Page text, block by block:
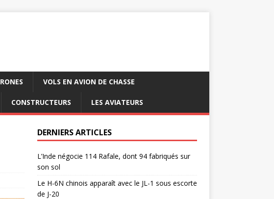
VOLS EN AVION DE CHASSE
CONSTRUCTEURS LES AVIATEURS
DERNIERS ARTICLES
L’Inde négocie 114 Rafale, dont 94 fabriqués sur
son sol
Le H-6N chinois apparaît avec le JL-1 sous escorte
de J-20